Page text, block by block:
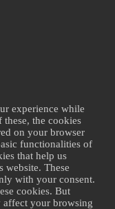
experience while
the cookies
on your browser
functionalities of
that help us
website. These
with your consent.
cookies. But
affect your browsing